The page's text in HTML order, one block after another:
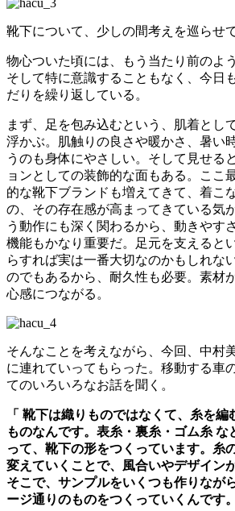
靴下について、少しの間考えを巡らせ
物心ついた頃には、もう当たり前のよ
そして特に意識することもなく、今日
だりを繰り返している。
まず、足を包み込むという、肌着とし
浮かぶ。肌触りの良さや暖かさ、暑い
うのも身体にやさしい。そして見せる
ョンとしての装飾的な面もある。ここ
的な靴下ブランドも増えてきて、着こ
の、その存在感が高まってきている気
う動作にも深く関わるから、動きやす
機能もかなり重要だ。足元を支えると
らすれば実は一番大切なのかもしれな
のでもあるから、耐久性も必要。素材
心感につながる。
そんなことを考えながら、今回、中村
に連れていってもらった。移動する車
てのいろいろなお話を聞く。
「 靴下は織りものではなくて、糸を
ものなんです。表糸・裏糸・ゴム糸 な
って、靴下の形をつくっています。糸
変えていくことで、風合いやデザイン
そこで、サンプルをいくつも作りなが
ージ通りのものをつくっていくんです。